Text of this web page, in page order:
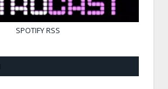
SPOTIFYRSS